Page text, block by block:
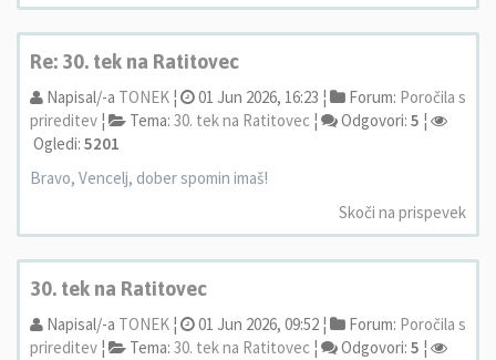
Re: 30. tek na Ratitovec
Napisal/-a TONEK ¦ 01 Jun 2026, 16:23 ¦ Forum: Poročila s
prireditev ¦ Tema: 30. tek na Ratitovec ¦ Odgovori: 5 ¦
Ogledi: 5201
Bravo, Vencelj, dober spomin imaš!
Skoči na prispevek
30. tek na Ratitovec
Napisal/-a TONEK ¦ 01 Jun 2026, 09:52 ¦ Forum: Poročila s
prireditev ¦ Tema: 30. tek na Ratitovec ¦ Odgovori: 5 ¦